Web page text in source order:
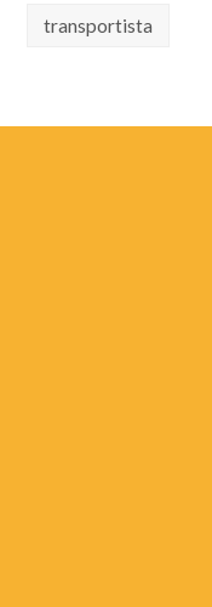
transportista